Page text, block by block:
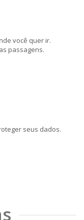
você quer ir.
passagens.
seus dados.